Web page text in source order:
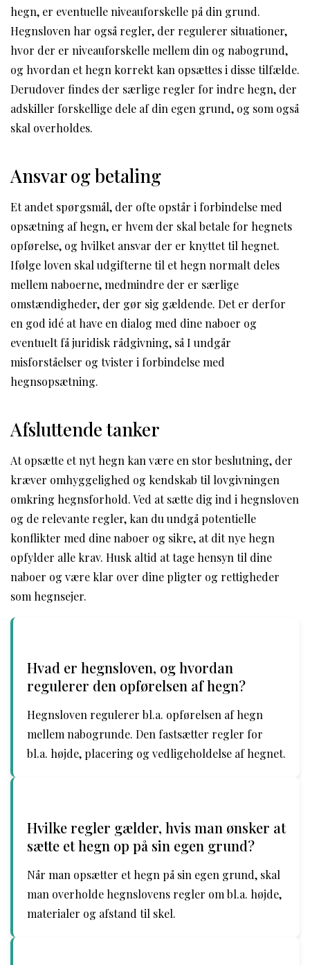
hegn, er eventuelle niveauforskelle på din grund.
Hegnsloven har også regler, der regulerer situationer,
hvor der er niveauforskelle mellem din og nabogrund,
og hvordan et hegn korrekt kan opsættes i disse tilfælde.
Derudover findes der særlige regler for indre hegn, der
adskiller forskellige dele af din egen grund, og som også
skal overholdes.
Ansvar og betaling
Et andet spørgsmål, der ofte opstår i forbindelse med
opsætning af hegn, er hvem der skal betale for hegnets
opførelse, og hvilket ansvar der er knyttet til hegnet.
Ifølge loven skal udgifterne til et hegn normalt deles
mellem naboerne, medmindre der er særlige
omstændigheder, der gør sig gældende. Det er derfor
en god idé at have en dialog med dine naboer og
eventuelt få juridisk rådgivning, så I undgår
misforståelser og tvister i forbindelse med
hegnsopsætning.
Afsluttende tanker
At opsætte et nyt hegn kan være en stor beslutning, der
kræver omhyggelighed og kendskab til lovgivningen
omkring hegnsforhold. Ved at sætte dig ind i hegnsloven
og de relevante regler, kan du undgå potentielle
konflikter med dine naboer og sikre, at dit nye hegn
opfylder alle krav. Husk altid at tage hensyn til dine
naboer og være klar over dine pligter og rettigheder
som hegnsejer.
Hvad er hegnsloven, og hvordan
regulerer den opførelsen af hegn?
Hegnsloven regulerer bl.a. opførelsen af hegn
mellem nabogrunde. Den fastsætter regler for
bl.a. højde, placering og vedligeholdelse af hegnet.
Hvilke regler gælder, hvis man ønsker at
sætte et hegn op på sin egen grund?
Når man opsætter et hegn på sin egen grund, skal
man overholde hegnslovens regler om bl.a. højde,
materialer og afstand til skel.